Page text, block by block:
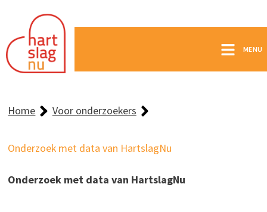
MENU
Home Voor onderzoekers
Onderzoek met data van HartslagNu
Onderzoek met data van HartslagNu